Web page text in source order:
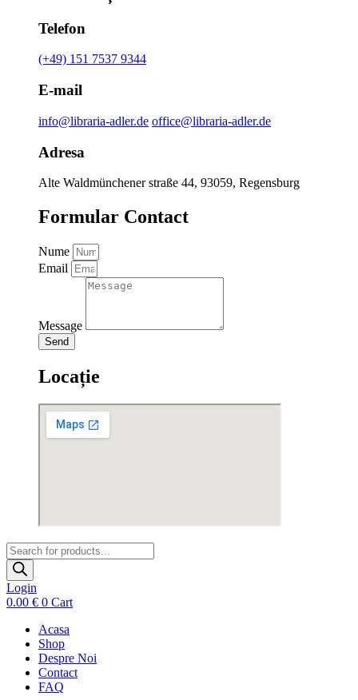
Telefon
(+49) 151 7537 9344
E-mail
info@libraria-adler.de office@libraria-adler.de
Adresa
Alte Waldmünchener straße 44, 93059, Regensburg
Formular Contact
Nume
Email
Message
Send
Locație
Products
search
Login
0.00 € 0 Cart
Acasa
Shop
Despre Noi
Contact
FAQ